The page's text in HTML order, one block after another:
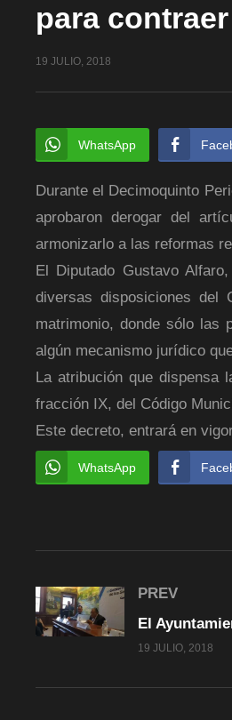
para
19 JULIO, 2018
WhatsApp
Durante el Decimoquinto
aprobaron derogar del
armonizarlo a las reformas
El Diputado Gustavo
diversas disposiciones del
matrimonio, donde sólo las
algún mecanismo jurídico
La atribución que dispensa
fracción IX, del Código
Este decreto, entrará en
WhatsApp
PREV
19 JULIO, 2018